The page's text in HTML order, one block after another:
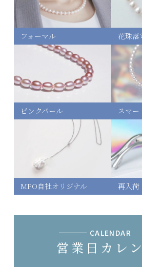
フォーマル 花珠落
ピンクパール スマー
MPO自社オリジナル 再入荷
CALENDAR
営業日カレ